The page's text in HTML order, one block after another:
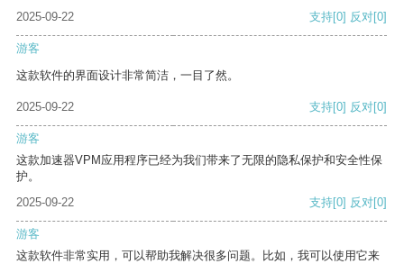
2025-09-22
支持[0] 反对[0]
游客
这款软件的界面设计非常简洁，一目了然。
2025-09-22 支持[0] 反对[0]
游客
这款加速器VPM应用程序已经为我们带来了无限的隐私保护和安全性保
护。
2025-09-22
支持[0] 反对[0]
游客
这款软件非常实用，可以帮助我解决很多问题。比如，我可以使用它来